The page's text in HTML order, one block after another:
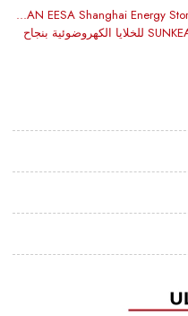
اختتمت بنجاح فعاليات معرض SUNKEAN EESA Shanghai Energy Storage